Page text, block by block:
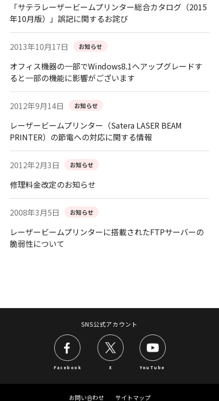
「サテラレーザービームプリンター総合カタログ（2015
年10月版）」誤記に関するお詫び
2013年10月17日 お知らせ
オフィス機器の一部でWindows8.1へアップグレードす
ると一部の機能に影響がございます
2012年9月14日 お知らせ
レーザービームプリンター（Satera LASER BEAM
PRINTER）の節電への対応に関する情報
2012年2月3日 お知らせ
修理料金改定のお知らせ
2008年3月5日 お知らせ
レーザービームプリンターに搭載されたFTPサーバーの
脆弱性について
SNS公式アカウント
Facebook X YouTube
お問い合わせ サイトマップ